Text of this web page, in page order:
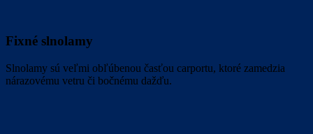
Fixné slnolamy
Slnolamy sú veľmi obľúbenou časťou carportu, ktoré zamedzia
nárazovému vetru či bočnému dažďu.